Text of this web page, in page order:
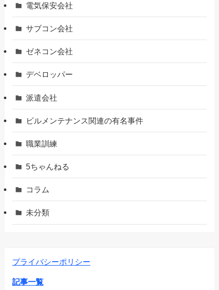
電気保安会社
サブコン会社
ゼネコン会社
デベロッパー
派遣会社
ビルメンテナンス関連の有名事件
職業訓練
5ちゃんねる
コラム
未分類
プライバシーポリシー
記事一覧